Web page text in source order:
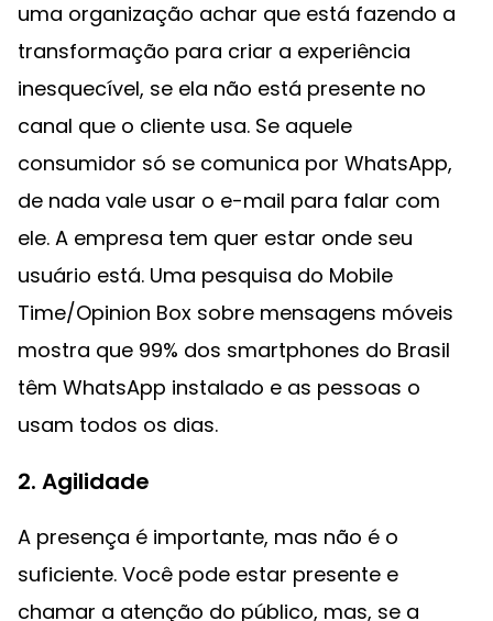
uma organização achar que está fazendo a
transformação para criar a experiência
inesquecível, se ela não está presente no
canal que o cliente usa. Se aquele
consumidor só se comunica por WhatsApp,
de nada vale usar o e-mail para falar com
ele. A empresa tem quer estar onde seu
usuário está. Uma pesquisa do Mobile
Time/Opinion Box sobre mensagens móveis
mostra que 99% dos smartphones do Brasil
têm WhatsApp instalado e as pessoas o
usam todos os dias.
2. Agilidade
A presença é importante, mas não é o
suficiente. Você pode estar presente e
chamar a atenção do público, mas, se a